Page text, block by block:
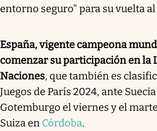
entorno seguro" para su vuelta
España, vigente campeona
comenzar su participación en la
Naciones, que también es
Juegos de París 2024, ante
Gotemburgo el viernes y el
Suiza en Córdoba.